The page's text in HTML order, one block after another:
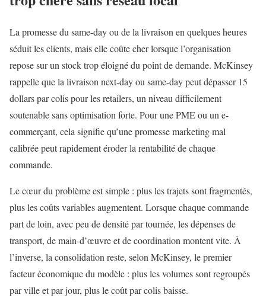
La promesse du same-day ou de la livraison en quelques heures
séduit les clients, mais elle coûte cher lorsque l’organisation
repose sur un stock trop éloigné du point de demande. McKinsey
rappelle que la livraison next-day ou same-day peut dépasser 15
dollars par colis pour les retailers, un niveau difficilement
soutenable sans optimisation forte. Pour une PME ou un e-
commerçant, cela signifie qu’une promesse marketing mal
calibrée peut rapidement éroder la rentabilité de chaque
commande.
Le cœur du problème est simple : plus les trajets sont fragmentés,
plus les coûts variables augmentent. Lorsque chaque commande
part de loin, avec peu de densité par tournée, les dépenses de
transport, de main-d’œuvre et de coordination montent vite. À
l’inverse, la consolidation reste, selon McKinsey, le premier
facteur économique du modèle : plus les volumes sont regroupés
par ville et par jour, plus le coût par colis baisse.